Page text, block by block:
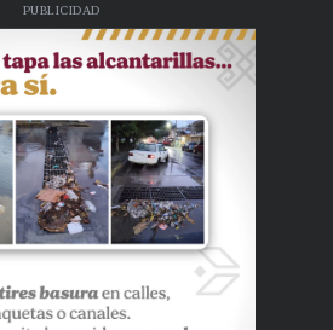
PUBLICIDAD